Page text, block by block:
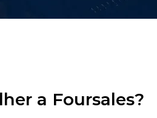
a Foursales?